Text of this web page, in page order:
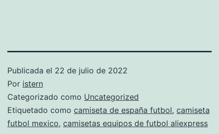
Publicada el 22 de julio de 2022
Por istern
Categorizado como Uncategorized
Etiquetado como camiseta de españa futbol, camiseta
futbol mexico, camisetas equipos de futbol aliexpress